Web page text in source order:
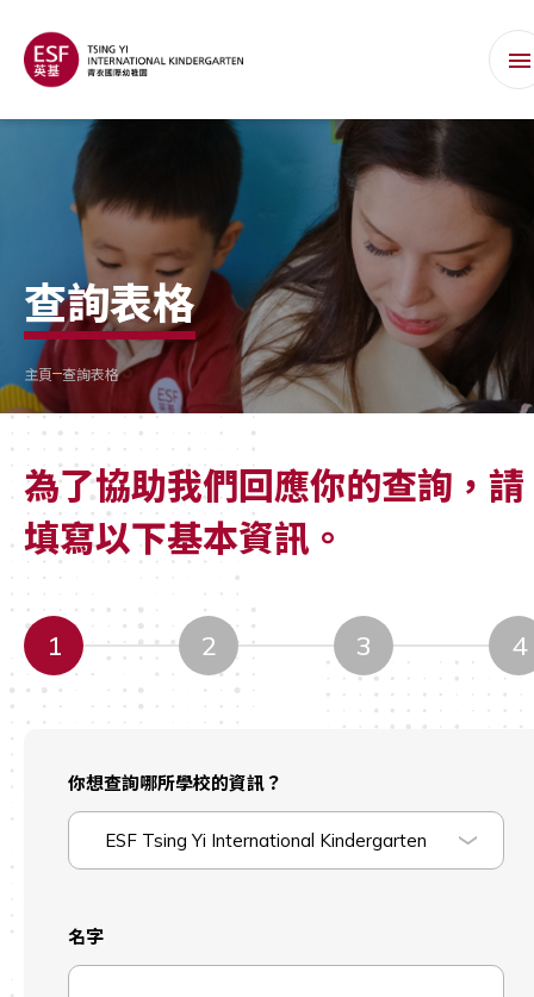
查詢表格
主頁 查詢表格
為了協助我們回應你的查詢，請
填寫以下基本資訊。
1 2 3 4
你想查詢哪所學校的資訊？
ESF Tsing Yi International Kindergarten
名字